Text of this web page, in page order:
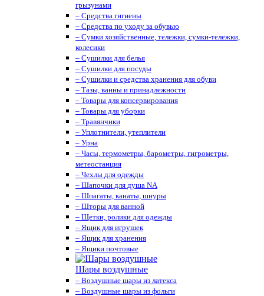
грызунами
– Средства гигиены
– Средства по уходу за обувью
– Сумки хозяйственные, тележки, сумки-тележки,
колесики
– Сушилки для белья
– Сушилки для посуды
– Сушилки и средства хранения для обуви
– Тазы, ванны и принадлежности
– Товары для консервирования
– Товары для уборки
– Травянчики
– Уплотнители, утеплители
– Урна
– Часы, термометры, барометры, гигрометры,
метеостанция
– Чехлы для одежды
– Шапочки для душа NA
– Шпагаты, канаты, шнуры
– Шторы для ванной
– Щетки, ролики для одежды
– Ящик для игрушек
– Ящик для хранения
– Ящики почтовые
Шары воздушные
– Воздушные шары из латекса
– Воздушные шары из фольги